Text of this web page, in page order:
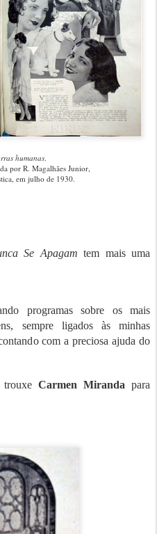
humanas.
por R. Magalhães Junior,
em julho de 1930.
Se Apagam tem mais uma
programas sobre os mais
sempre ligados às minhas
com a preciosa ajuda do
trouxe Carmen Miranda para